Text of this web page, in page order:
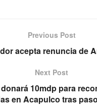
Previous Post
acepta renuncia de
Next Post
10mdp para
en Acapulco tras paso